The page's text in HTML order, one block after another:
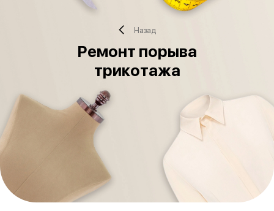
Назад
Ремонт порыва
трикотажа